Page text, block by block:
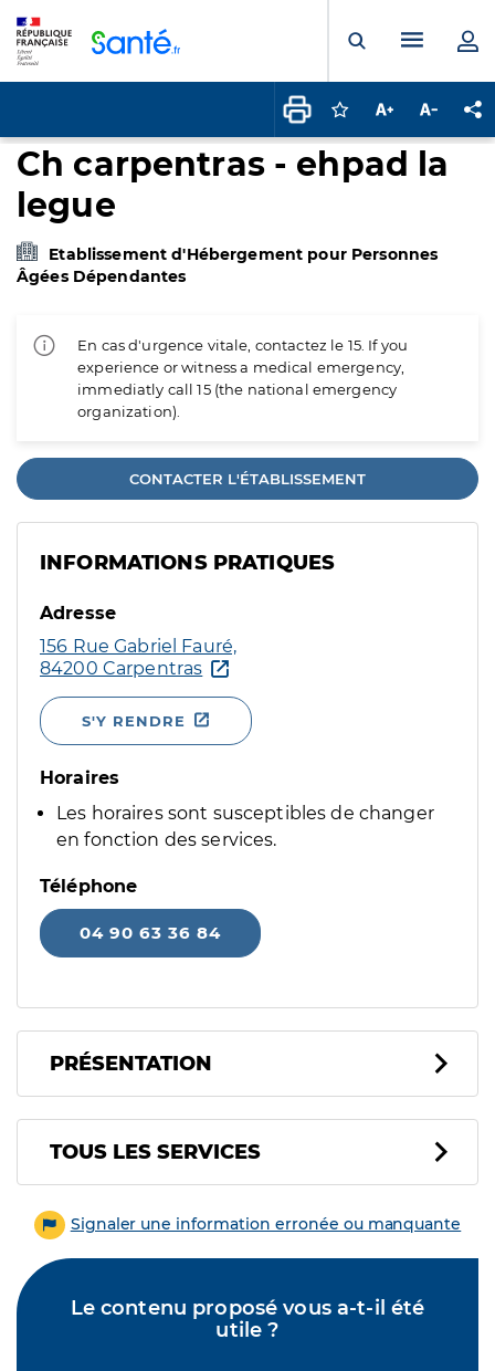
Ouvrir laMenu
Connectez-vous
Augmenter la
Ch carpentras - ehpad la
legue
Etablissement d'Hébergement pour Personnes
Âgées Dépendantes
En cas d'urgence vitale, contactez le 15. If you
experience or witness a medical emergency,
immediatly call 15 (the national emergency
organization).
CONTACTER L'ÉTABLISSEMENT
INFORMATIONS PRATIQUES
Adresse
156 Rue Gabriel Fauré,
84200 Carpentras
S'Y RENDRE
Horaires
Les horaires sont susceptibles de changer
en fonction des services.
Téléphone
04 90 63 36 84
PRÉSENTATION
Tous les services
TOUS LES SERVICES
Signaler une information erronée ou manquante
Le contenu proposé vous a-t-il été
utile ?